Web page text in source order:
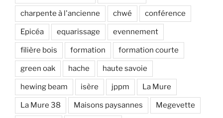
charpente à l'ancienne chwé conférence
Epicéa equarissage evennement
filière bois formation formation courte
green oak hache haute savoie
hewing beam isère jppm La Mure
La Mure 38 Maisons paysannes Megevette